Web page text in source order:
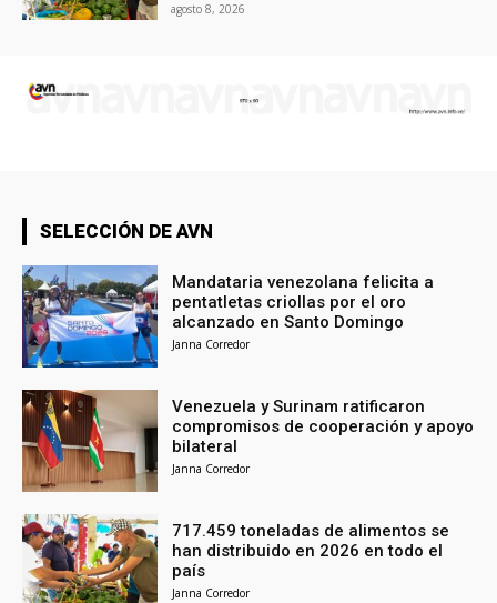
agosto 8, 2026
SELECCIÓN DE AVN
Mandataria venezolana felicita a
pentatletas criollas por el oro
alcanzado en Santo Domingo
Janna Corredor
Venezuela y Surinam ratificaron
compromisos de cooperación y apoyo
bilateral
Janna Corredor
717.459 toneladas de alimentos se
han distribuido en 2026 en todo el
país
Janna Corredor